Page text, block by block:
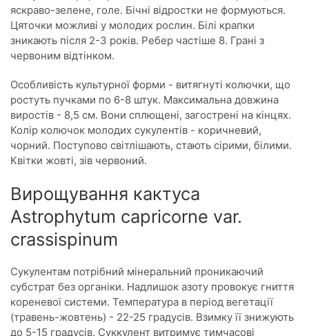
яскраво-зелене, голе. Бічні відростки не формуються.
Цяточки можливі у молодих рослин. Білі крапки
зникають після 2-3 років. Ребер частіше 8. Грані з
червоним відтінком.
Особливість культурної форми - витягнуті колючки, що
ростуть пучками по 6-8 штук. Максимальна довжина
виростів - 8,5 см. Вони сплющені, загострені на кінцях.
Колір колючок молодих сукулентів - коричневий,
чорний. Поступово світлішають, стають сірими, білими.
Квітки жовті, зів червоний.
Вирощування кактуса
Astrophytum capricorne var.
crassispinum
Сукулентам потрібний мінеральний проникаючий
субстрат без органіки. Надлишок азоту провокує гниття
кореневої системи. Температура в період вегетації
(травень-жовтень) - 22-25 градусів. Взимку її знижують
до 5-15 градусів. Суккулент витримує тимчасові